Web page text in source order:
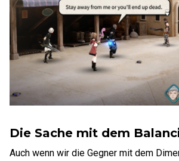
Die Sache mit dem
Auch wenn wir die Gegner mit dem